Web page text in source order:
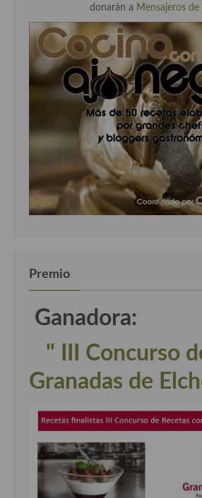
donarán a Mensajeros de
Premio
Ganadora:
" III Concurso
Granadas de